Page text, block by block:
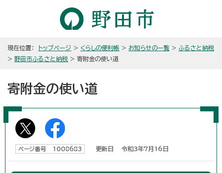
現在位置： トップページ > くらしの便利帳 > お知らせの一覧 > ふるさと納税
> 野田市ふるさと納税 > 寄附金の使い道
寄附金の使い道
ページ番号 1008683 更新日 令和3年7月16日